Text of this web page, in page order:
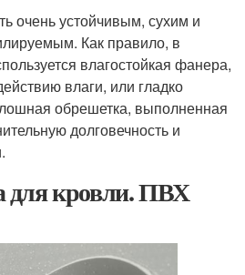
очень устойчивым, сухим и
Как правило, в
влагостойкая фанера,
влаги, или гладко
обрешетка, выполненная
долговечность и
кровли. ПВХ